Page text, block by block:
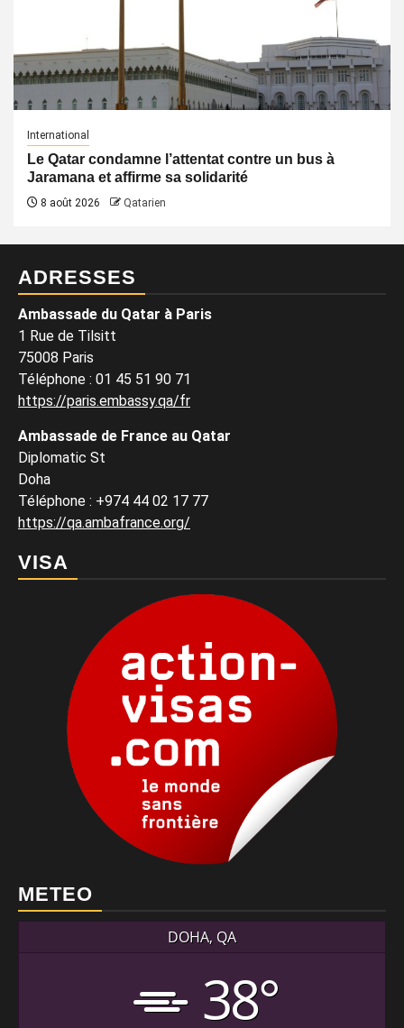
International
Le Qatar condamne l’attentat contre un bus à
Jaramana et affirme sa solidarité
8 août 2026 Qatarien
ADRESSES
Ambassade du Qatar à Paris
1 Rue de Tilsitt
75008 Paris
Téléphone : 01 45 51 90 71
https://paris.embassy.qa/fr
Ambassade de France au Qatar
Diplomatic St
Doha
Téléphone : +974 44 02 17 77
https://qa.ambafrance.org/
VISA
METEO
DOHA, QA
38°